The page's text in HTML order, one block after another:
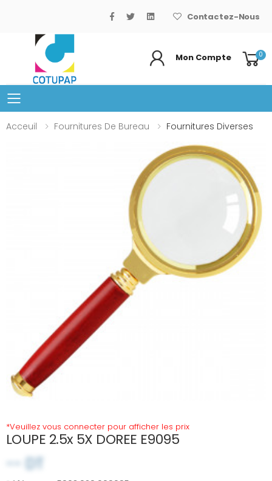
Contactez-Nous
Mon Compte 0
Basculer le menu mobile
Acceuil Fournitures De Bureau Fournitures Diverses
*Veuillez vous connecter pour afficher les prix
LOUPE 2.5x 5X DOREE E9095
-- DT